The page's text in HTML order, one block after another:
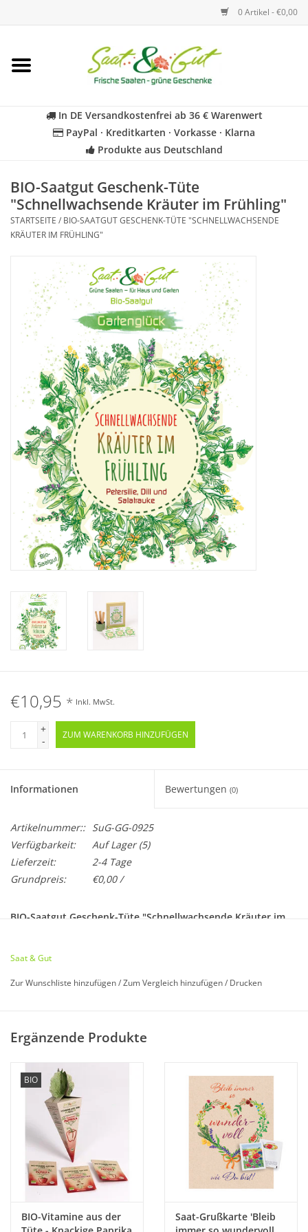
0 Artikel - €0,00
Startseite
Kräuter
BIO
Für Kinder
Geschenkideen
Katalog
In DE Versandkostenfrei ab 36 € Warenwert
PayPal · Kreditkarten · Vorkasse · Klarna
Produkte aus Deutschland
BIO-Saatgut Geschenk-Tüte
"Schnellwachsende Kräuter im Frühling"
STARTSEITE / BIO-SAATGUT GESCHENK-TÜTE "SCHNELLWACHSENDE
KRÄUTER IM FRÜHLING"
€10,95 * Inkl. MwSt.
+
-
ZUM WARENKORB HINZUFÜGEN
Informationen Bewertungen (0)
Artikelnummer:: SuG-GG-0925
Verfügbarkeit:
Auf Lager(5)
Lieferzeit:
2-4 Tage
Grundpreis:
€0,00 /
BIO-Saatgut Geschenk-Tüte "Schnellwachsende Kräuter im
Bio zertifiziert nach DE-ÖKO-006
In der Gartenglück Geschenktasche erwarten Sie jeweils 3
ausgesuchte Bio-Saaten und 3 praktische Birkenholz-
Pflanzstäbchen!
Saat & Gut
Zur Wunschliste hinzufügen/Zum Vergleich hinzufügen/ Drucken
Ergänzende Produkte
BIO
BIO-Vitamine aus der
Saat-Grußkarte 'Bleib